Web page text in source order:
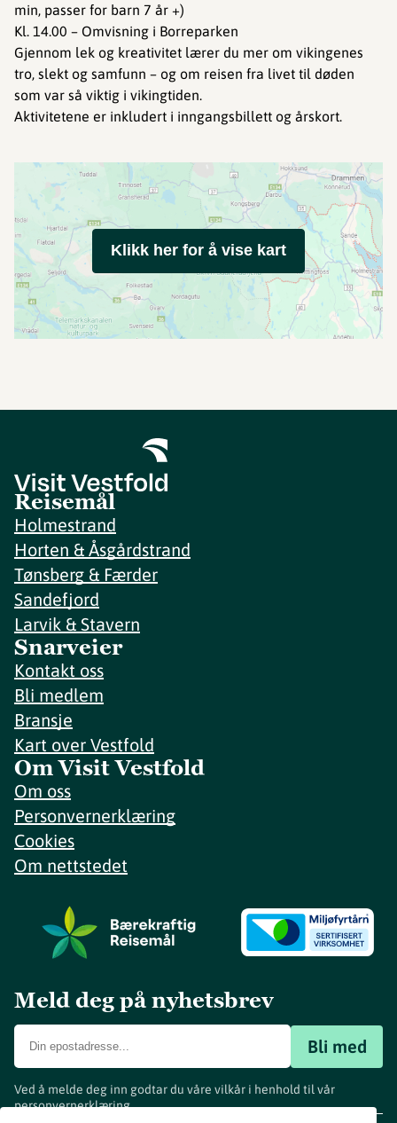
min, passer for barn 7 år +)
Kl. 14.00 – Omvisning i Borreparken
Gjennom lek og kreativitet lærer du mer om vikingenes
tro, slekt og samfunn – og om reisen fra livet til døden
som var så viktig i vikingtiden.
Aktivitetene er inkludert i inngangsbillett og årskort.
Klikk her for å vise kart
Reisemål
Holmestrand
Horten & Åsgårdstrand
Tønsberg & Færder
Sandefjord
Larvik & Stavern
Snarveier
Kontakt oss
Bli medlem
Bransje
Kart over Vestfold
Om Visit Vestfold
Om oss
Personvernerklæring
Cookies
Om nettstedet
Meld deg på nyhetsbrev
Bli med
Ved å melde deg inn godtar du våre vilkår i henhold til vår
personvernerklæring.